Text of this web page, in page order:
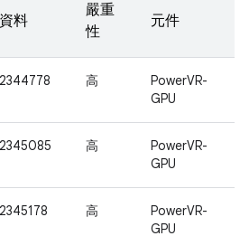
料
嚴重
性
元件
高
PowerVR-
GPU
高
PowerVR-
GPU
高
PowerVR-
GPU